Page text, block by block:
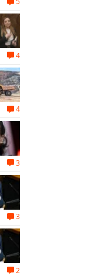
4
4
3
3
2